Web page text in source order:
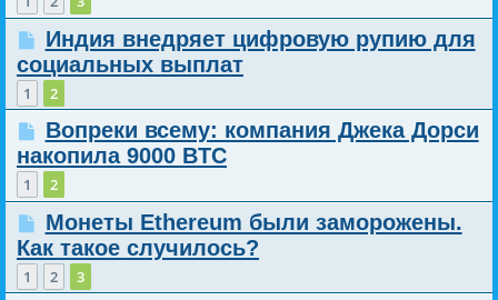
Индия внедряет цифровую рупию для
социальных выплат
1 2
Вопреки всему: компания Джека Дорси
накопила 9000 BTC
1 2
Монеты Ethereum были заморожены.
Как такое случилось?
1 2 3